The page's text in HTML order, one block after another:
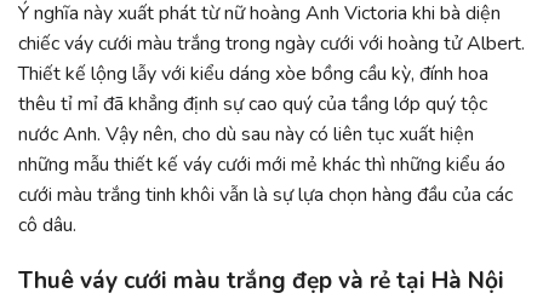
Ý nghĩa này xuất phát từ nữ hoàng Anh Victoria khi bà diện
chiếc váy cưới màu trắng trong ngày cưới với hoàng tử Albert.
Thiết kế lộng lẫy với kiểu dáng xòe bồng cầu kỳ, đính hoa
thêu tỉ mỉ đã khẳng định sự cao quý của tầng lớp quý tộc
nước Anh. Vậy nên, cho dù sau này có liên tục xuất hiện
những mẫu thiết kế váy cưới mới mẻ khác thì những kiểu áo
cưới màu trắng tinh khôi vẫn là sự lựa chọn hàng đầu của các
cô dâu.
Thuê váy cưới màu trắng đẹp và rẻ tại Hà Nội